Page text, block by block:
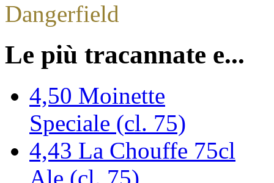
Dangerfield
Le più tracannate e...
4,50 Moinette
Speciale (cl. 75)
4,43 La Chouffe 75cl
Ale (cl. 75)